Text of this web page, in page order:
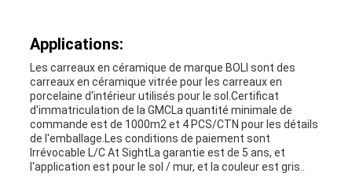
Applications:
Les carreaux en céramique de marque BOLI sont des
carreaux en céramique vitrée pour les carreaux en
porcelaine d'intérieur utilisés pour le sol.Certificat
d'immatriculation de la GMCLa quantité minimale de
commande est de 1000m2 et 4 PCS/CTN pour les détails
de l'emballage.Les conditions de paiement sont
Irrévocable L/C At SightLa garantie est de 5 ans, et
l'application est pour le sol / mur, et la couleur est gris..